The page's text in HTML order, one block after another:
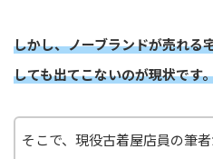
しかし、ノーブランドが売れる
しても出てこないのが現状です
そこで、現役古着屋店員の筆